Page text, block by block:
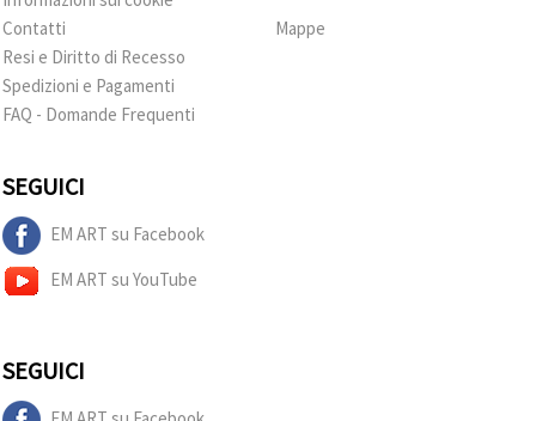
Contatti
Resi e Diritto di Recesso
Spedizioni e Pagamenti
FAQ - Domande Frequenti
Mappe
SEGUICI
EM ART su Facebook
EM ART su YouTube
SEGUICI